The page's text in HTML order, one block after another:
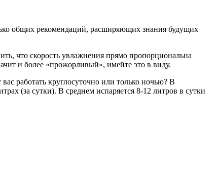
общих рекомендаций, расширяющих знания будущих
что скорость увлажнения прямо пропорциональна
и более «прожорливый», имейте это в виду.
работать круглосуточно или только ночью? В
(за сутки). В среднем испаряется 8-12 литров в сутки